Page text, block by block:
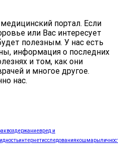
портал. Если
или Вас интересует
полезным. У нас есть
информация о последних
и том, как они
и многое другое.
нас.
воздержаниевред и
интернетисследованиякошмары